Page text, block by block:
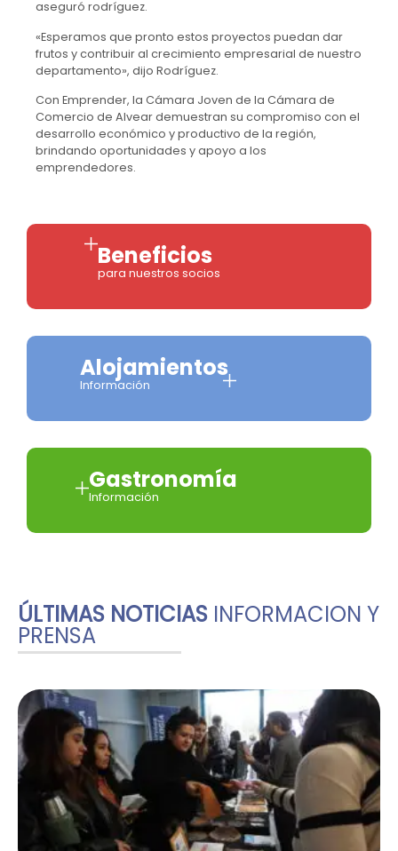
aseguró rodríguez.
«Esperamos que pronto estos proyectos puedan dar
frutos y contribuir al crecimiento empresarial de nuestro
departamento», dijo Rodríguez.
Con Emprender, la Cámara Joven de la Cámara de
Comercio de Alvear demuestran su compromiso con el
desarrollo económico y productivo de la región,
brindando oportunidades y apoyo a los
emprendedores.
Beneficios
para nuestros socios
Alojamientos
Información
Gastronomía
Información
ÚLTIMAS NOTICIAS INFORMACION Y
PRENSA